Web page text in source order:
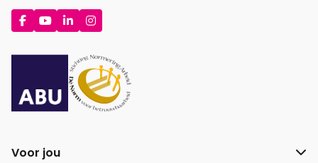
Ga
naar
Ga
naar
Ga
naar
Ga
naar
Voor jou